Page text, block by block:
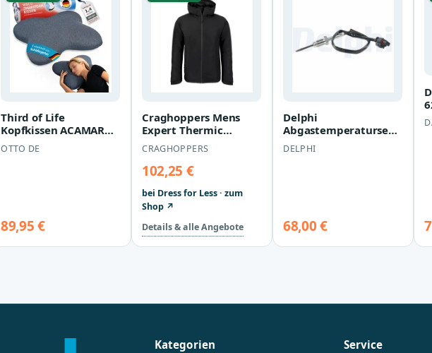
Third of Life
Kopfkissen ACAMAR
Thermic QuickDry,
Bezug: Thermic-
OTTO DE
89,95 €
Craghoppers Mens
Expert Thermic
isolierte Jacke
(schwarz)
CRAGHOPPERS
102,25 €
bei Dress for Less · zum
Shop ↗
Details & alle Angebote
Delphi
Abgastemperatursensor
BMW 1er 2er 3er 4er
5er X3 Mini Mini
DELPHI
68,00 €
Kategorien Service